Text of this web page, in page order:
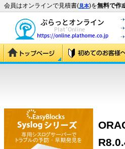
会員はオンラインで見積書(見本)を無料で作